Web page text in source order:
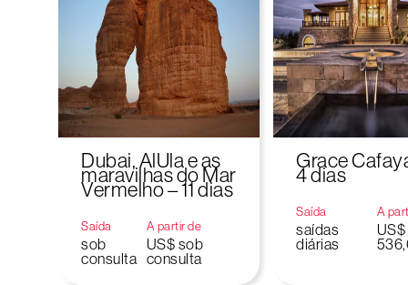
Dubai, AlUla e as
maravilhas do Mar
Vermelho – 11 dias
Saída
sob
consulta
A partir de
US$ sob
consulta
Grace
4 dias
Saída
saídas
diárias
A
US$